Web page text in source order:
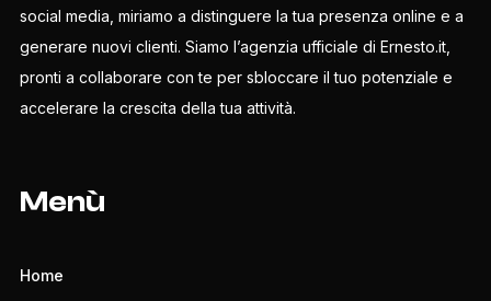
social media, miriamo a distinguere la tua presenza online e a
generare nuovi clienti. Siamo l’agenzia ufficiale di Ernesto.it,
pronti a collaborare con te per sbloccare il tuo potenziale e
accelerare la crescita della tua attività.
Menù
Home